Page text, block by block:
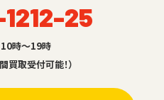
25
10時～19時
買取受付可能！）